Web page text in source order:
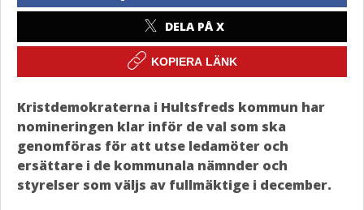
DELA PÅ X
KOPIERA LÄNK
Kristdemokraterna i Hultsfreds kommun har
nomineringen klar inför de val som ska
genomföras för att utse ledamöter och
ersättare i de kommunala nämnder och
styrelser som väljs av fullmäktige i december.